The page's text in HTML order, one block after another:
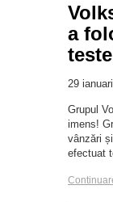
a
29
Grupul
imens!
vânzări
efectuat